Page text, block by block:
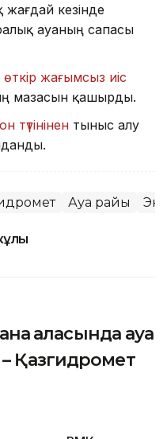
кезінде
ауаның сапасы
өткір жағымсыз иіс
мазасын қашырды.
түтінінен тыныс алу
Ауа райы
қаласында ауа
Қазгидромет